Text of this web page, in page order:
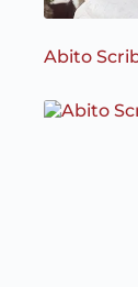
Abito